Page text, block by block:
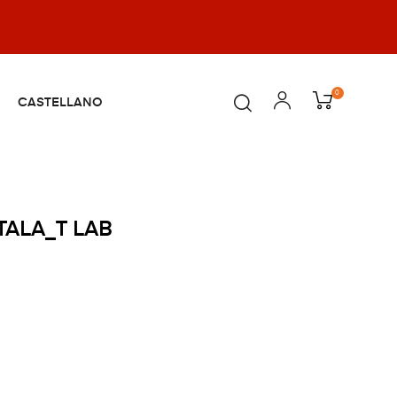
CASTELLANO
0
LAB